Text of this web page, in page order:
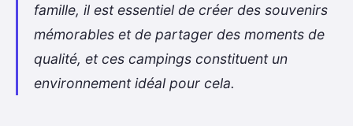
famille, il est essentiel de créer des souvenirs
mémorables et de partager des moments de
qualité, et ces campings constituent un
environnement idéal pour cela.